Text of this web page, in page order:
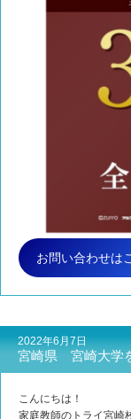
お問い合わせは
2022年6月7日
宮崎県 宮崎大学
こんにちは！
家庭教師のトライ宮崎